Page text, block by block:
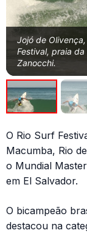
Jojó de
Festival, praia
Zanocchi.
O Rio Surf
Macumba, Rio
o Mundial
em El Salvador.
O bicampeão
destacou na